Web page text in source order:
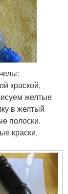
краской,
желтые
в желтый
полоски.
краски,